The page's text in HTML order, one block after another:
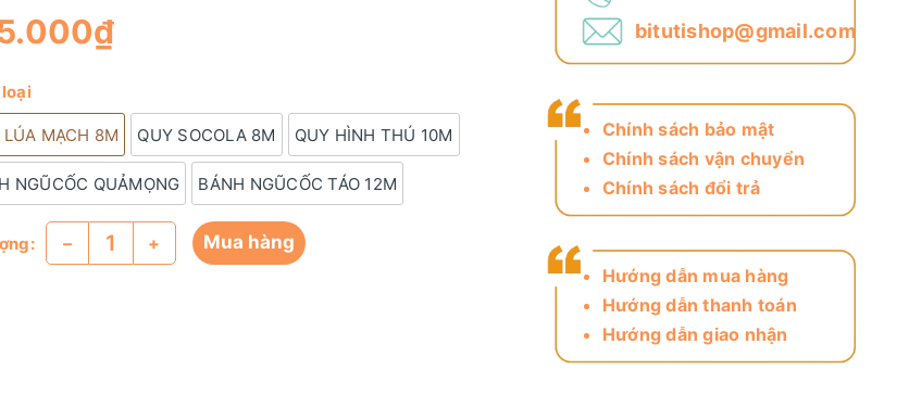
loại
LÚA MẠCH 8M QUY SOCOLA 8M QUY HÌNH THÚ 10M
NGŨCỐC QUẢMỌNG BÁNH NGŨCỐC TÁO 12M
– + Mua hàng
bitutishop@gmail.com
Chính sách bảo mật
Chính sách vận chuyển
Chính sách đổi trả
Hướng dẫn mua hàng
Hướng dẫn thanh toán
Hướng dẫn giao nhận